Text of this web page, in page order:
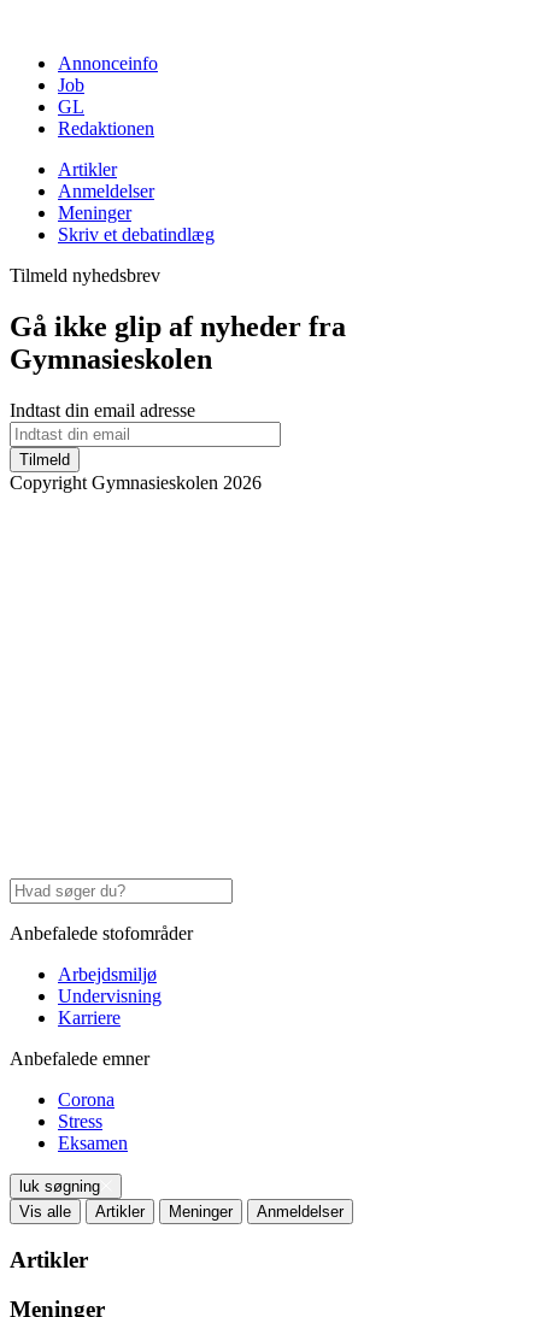
Annonceinfo
Job
GL
Redaktionen
Artikler
Anmeldelser
Meninger
Skriv et debatindlæg
Tilmeld nyhedsbrev
Gå ikke glip af nyheder fra
Gymnasieskolen
Indtast din email adresse
Tilmeld
Copyright Gymnasieskolen 2026
Anbefalede stofområder
Arbejdsmiljø
Undervisning
Karriere
Anbefalede emner
Corona
Stress
Eksamen
luk søgning
Vis alle
Artikler Meninger Anmeldelser
Artikler
Meninger